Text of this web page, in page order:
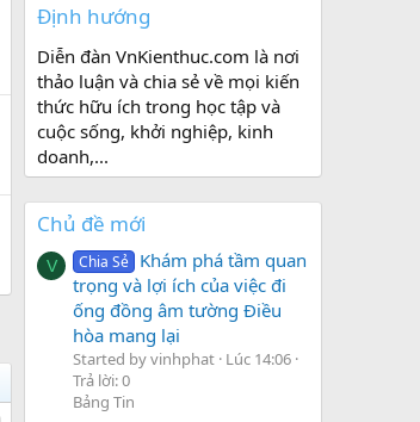
Định hướng
Diễn đàn VnKienthuc.com là nơi
thảo luận và chia sẻ về mọi kiến
thức hữu ích trong học tập và
cuộc sống, khởi nghiệp, kinh
doanh,...
Chủ đề mới
V Chia Sẻ Khám phá tầm quan
trọng và lợi ích của việc đi
ống đồng âm tường Điều
hòa mang lại
Started by vinhphat Lúc 14:06
Trả lời: 0
Bảng Tin